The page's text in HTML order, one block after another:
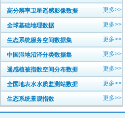
高分辨率卫星遥感影像数据 更多>>
全球基础地理数据 更多>>
生态系统服务空间数据集 更多>>
中国湿地沼泽分类数据集 更多>>
遥感植被指数空间分布数据 更多>>
全国地表水水质监测站数据 更多>>
生态系统景观指数 更多>>